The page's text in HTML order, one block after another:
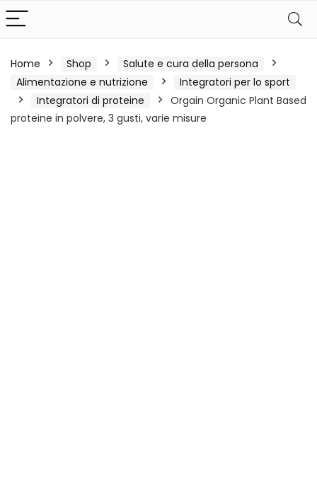
Home Shop
Salute e cura della persona
Alimentazione e nutrizione
Integratori per lo sport
Integratori di proteine
Orgain Organic Plant Based
proteine in polvere, 3 gusti, varie misure